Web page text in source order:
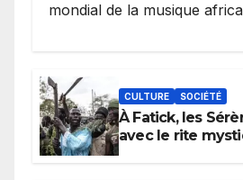
mondial de la musique
CULTURE SOCIÉTÉ
À Fatick, les
avec le rite